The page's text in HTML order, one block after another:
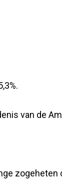
van de
zogeheten